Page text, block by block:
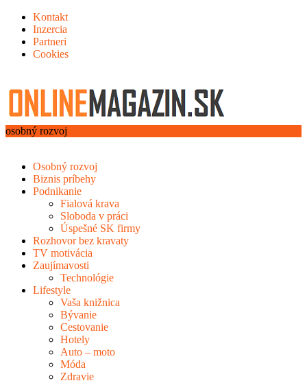
Kontakt
Inzercia
Partneri
Cookies
osobný rozvoj
Osobný rozvoj
Biznis príbehy
Podnikanie
Fialová krava
Sloboda v práci
Úspešné SK firmy
Rozhovor bez kravaty
TV motivácia
Zaujímavosti
Technológie
Lifestyle
Vaša knižnica
Bývanie
Cestovanie
Hotely
Auto – moto
Móda
Zdravie